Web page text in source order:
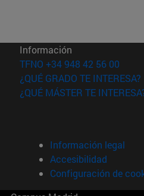
ventana)
nueva ventana)
ventana)
Información
TFNO +34 948 42 56 00
¿QUÉ GRADO TE INTERESA?
¿QUÉ MÁSTER TE
Información legal
Accesibilidad
Configuración de